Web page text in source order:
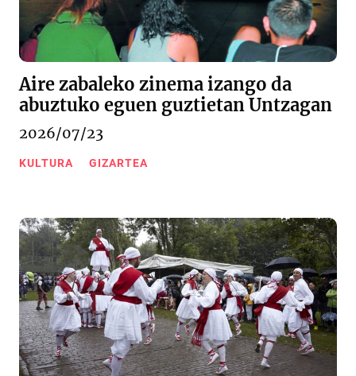
Aire zabaleko zinema izango da
abuztuko eguen guztietan Untzagan
2026/07/23
KULTURA GIZARTEA